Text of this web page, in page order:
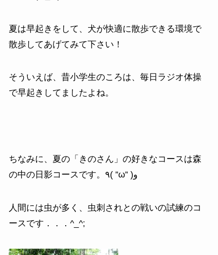
夏は早起きをして、犬が快適に散歩できる環境で
散歩してあげてみて下さい！
そういえば、昔小学生のころは、毎日ラジオ体操
で早起きしてましたよね。
ちなみに、夏の「きのさん」の好きなコースは森
の中の日影コースです。٩( ”ω” )و
人間には虫が多く、虫刺されとの戦いの試練のコ
ースです．．．^_^;